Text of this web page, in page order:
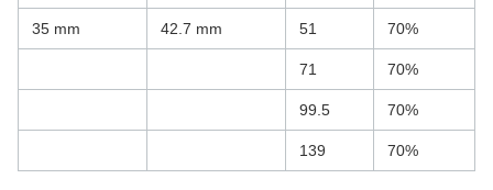
35 mm 42.7 mm 51 70%
71 70%
99.5 70%
139 70%